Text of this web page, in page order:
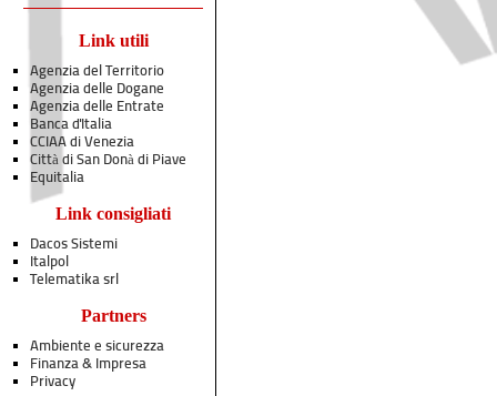
Link utili
Agenzia del Territorio
Agenzia delle Dogane
Agenzia delle Entrate
Banca d'Italia
CCIAA di Venezia
Città di San Donà di Piave
Equitalia
Link consigliati
Dacos Sistemi
Italpol
Telematika srl
Partners
Ambiente e sicurezza
Finanza & Impresa
Privacy